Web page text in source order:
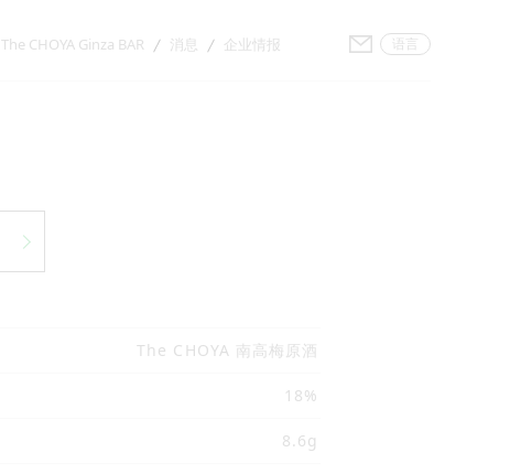
The CHOYA Ginza BAR 消息 企业情报 联系我们
语言
The CHOYA 南高梅原酒
18%
8.6g